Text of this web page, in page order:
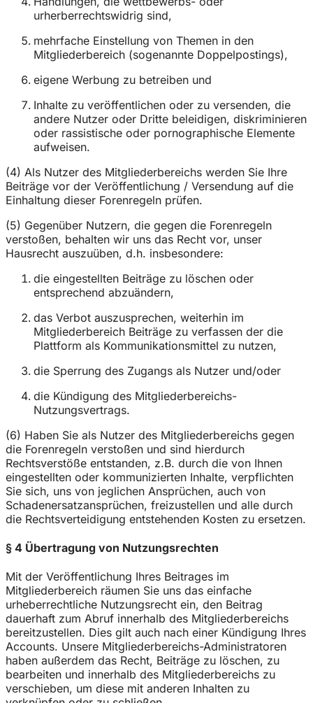
urherberrechtswidrig sind,
mehrfache Einstellung von Themen in den
Mitgliederbereich (sogenannte Doppelpostings),
eigene Werbung zu betreiben und
Inhalte zu veröffentlichen oder zu versenden, die
andere Nutzer oder Dritte beleidigen, diskriminieren
oder rassistische oder pornographische Elemente
aufweisen.
(4) Als Nutzer des Mitgliederbereichs werden Sie Ihre
Beiträge vor der Veröffentlichung / Versendung auf die
Einhaltung dieser Forenregeln prüfen.
(5) Gegenüber Nutzern, die gegen die Forenregeln
verstoßen, behalten wir uns das Recht vor, unser
Hausrecht auszuüben, d.h. insbesondere:
die eingestellten Beiträge zu löschen oder
entsprechend abzuändern,
das Verbot auszusprechen, weiterhin im
Mitgliederbereich Beiträge zu verfassen der die
Plattform als Kommunikationsmittel zu nutzen,
die Sperrung des Zugangs als Nutzer und/oder
die Kündigung des Mitgliederbereichs-
Nutzungsvertrags.
(6) Haben Sie als Nutzer des Mitgliederbereichs gegen
die Forenregeln verstoßen und sind hierdurch
Rechtsverstöße entstanden, z.B. durch die von Ihnen
eingestellten oder kommunizierten Inhalte, verpflichten
Sie sich, uns von jeglichen Ansprüchen, auch von
Schadenersatzansprüchen, freizustellen und alle durch
die Rechtsverteidigung entstehenden Kosten zu ersetzen.
§ 4 Übertragung von Nutzungsrechten
Mit der Veröffentlichung Ihres Beitrages im
Mitgliederbereich räumen Sie uns das einfache
urheberrechtliche Nutzungsrecht ein, den Beitrag
dauerhaft zum Abruf innerhalb des Mitgliederbereichs
bereitzustellen. Dies gilt auch nach einer Kündigung Ihres
Accounts. Unsere Mitgliederbereichs-Administratoren
haben außerdem das Recht, Beiträge zu löschen, zu
bearbeiten und innerhalb des Mitgliederbereichs zu
verschieben, um diese mit anderen Inhalten zu